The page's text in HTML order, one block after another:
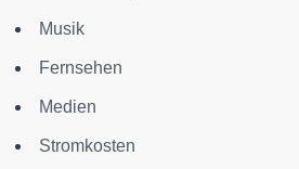
Musik
Fernsehen
Medien
Stromkosten